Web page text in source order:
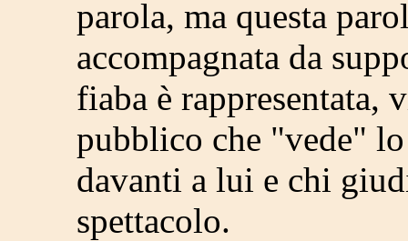
parola, ma questa
accompagnata da
fiaba è rappresentata,
pubblico che "vede"
davanti a lui e chi
spettacolo.